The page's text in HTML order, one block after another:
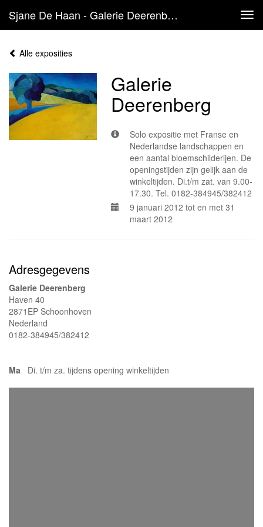
Sjane De Haan - Galerie Deerenberg
Alle exposities
Galerie
Deerenberg
Solo expositie met Franse en
Nederlandse landschappen en
een aantal bloemschilderijen. De
openingstijden zijn gelijk aan de
winkeltijden. Di.t/m zat. van 9.00-
17.30. Tel. 0182-384945/382412
9 januari 2012 tot en met 31
maart 2012
Adresgegevens
Galerie Deerenberg
Haven 40
2871EP Schoonhoven
Nederland
0182-384945/382412
Ma Di. t/m za. tijdens opening winkeltijden